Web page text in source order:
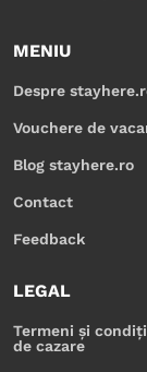
MENIU
Despre
Vouchere de
Blog stayhere.ro
Contact
Feedback
LEGAL
Termeni și
de cazare